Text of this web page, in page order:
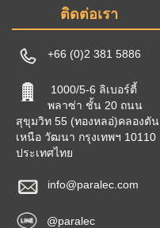
ติดต่อเรา
+66 (0)2 381 5886
1000/5-6 ลิเบอร์ตี้
พลาซ่า ชั้น 20 ถนน
สุขุมวิท 55 (ทองหลอ่)คลองตัน
เหนือ วัฒนา กรุงเทพฯ 10110
ประเทศไทย
info@paralec.com
@paralec